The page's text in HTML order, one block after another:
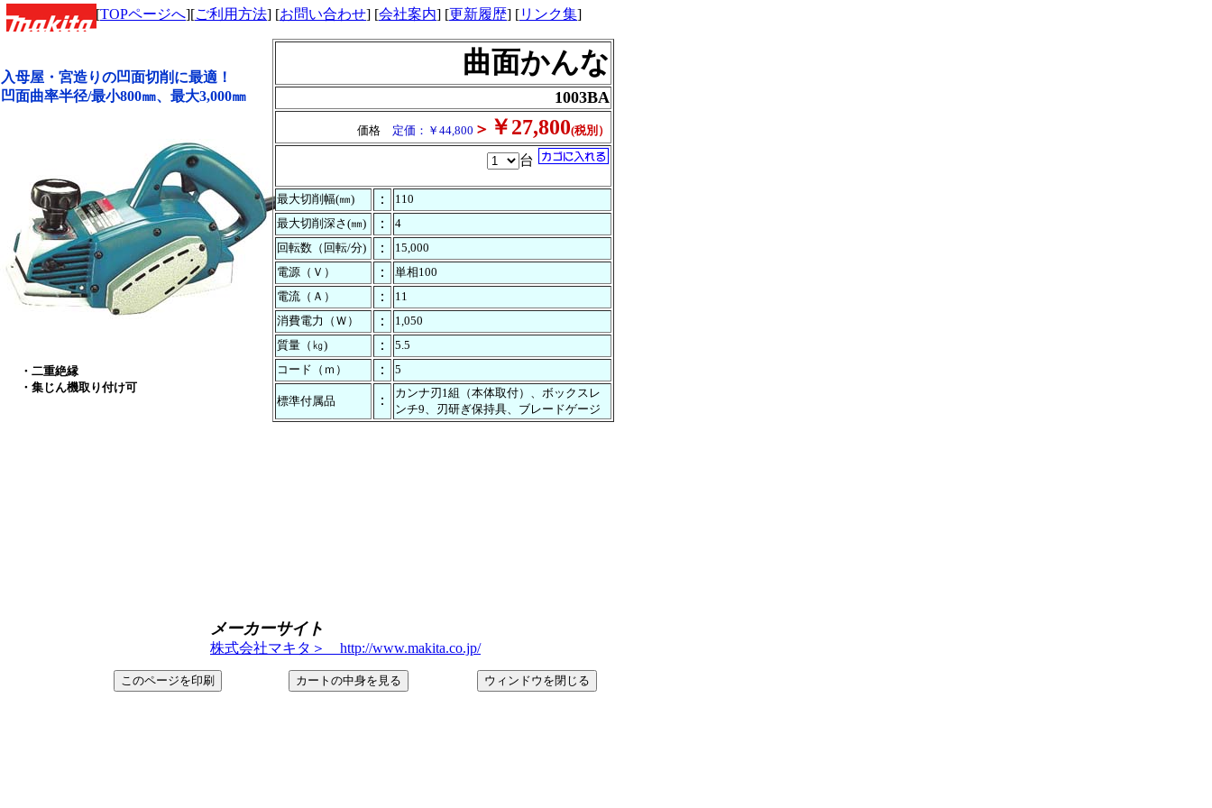
メーカーサイト
株式会社マキタ＞ http://www.makita.co.jp/
・二重絶縁
・集じん機取り付け可
入母屋・宮造りの凹面切削に最適！
凹面曲率半径/最小800㎜、最大3,000㎜
曲面かんな
1003BA
価格 定価：￥44,800 ＞ ￥27,800(税別）
台
最大切削幅(㎜) ：
110
最大切削深さ(㎜)
：
4
回転数（回転/分)
：
15,000
電源（Ｖ）
：
単相100
電流（Ａ）
：
11
消費電力（Ｗ）
：
1,050
質量（㎏)
：
5.5
コード（ｍ）
： 5
標準付属品 ：
カンナ刃1組（本体取付）、ボックスレ
ンチ9、刃研ぎ保持具、ブレードゲージ
[TOPページへ][ご利用方法] [お問い合わせ] [会社案内] [更新履歴] [リンク集]